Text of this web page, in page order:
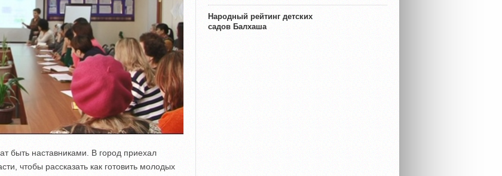
быть наставниками. В город приехал
чтобы рассказать как готовить молодых
Народный рейтинг детских
садов Балхаша